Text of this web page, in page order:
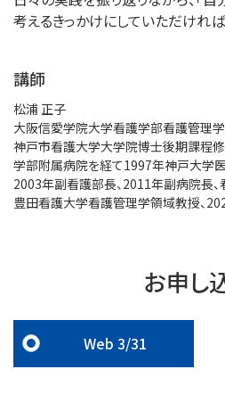
考えるきっかけにしていただければ
講師
松浦 正子
大阪信愛学院大学看護学部看護管理
神戸市看護大学大学院博士後期課程修
学部附属病院を経て1997年神戸大学
2003年副看護部長、2011年副病院長
豊田看護大学看護管理学領域教授、
お申し
Web 3/31